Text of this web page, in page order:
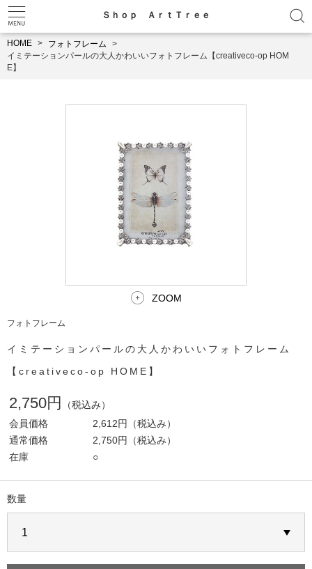
Ｓｈｏｐ ＡｒｔＴｒｅｅ
HOME
フォトフレーム
イミテーションパールの大人かわいいフォトフレーム【creativeco-op HOM
E】
ZOOM
フォトフレーム
イミテーションパールの大人かわいいフォトフレーム
【creativeco-op HOME】
2,750円
（税込み）
会員価格
2,612円
（税込み）
通常価格
2,750円
（税込み）
在庫
○
数量